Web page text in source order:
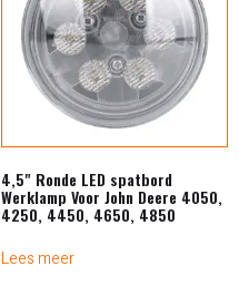
4,5" Ronde LED spatbord
Werklamp Voor John Deere 4050,
4250, 4450, 4650, 4850
Lees meer